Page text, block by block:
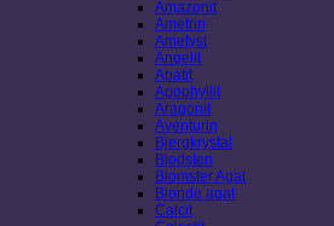
Amazonit
Ametrin
Ametyst
Angelit
Apatit
Apophyllit
Aragonit
Aventurin
Bjergkrystal
Blodsten
Blomster Agat
Blonde agat
Calcit